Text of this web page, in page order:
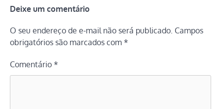
Deixe um comentário
O seu endereço de e-mail não será publicado. Campos
obrigatórios são marcados com *
Comentário *